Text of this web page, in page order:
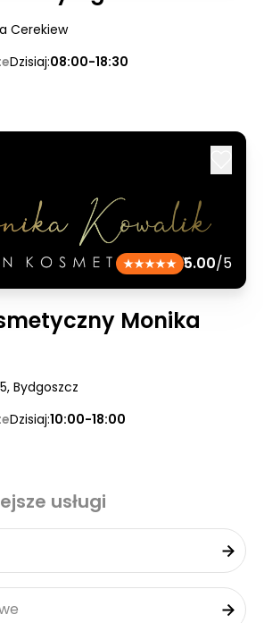
Cerekiew
Dzisiaj:08:00-18:30
5.00/5
Monika
, Bydgoszcz
Dzisiaj:10:00-18:00
usługi